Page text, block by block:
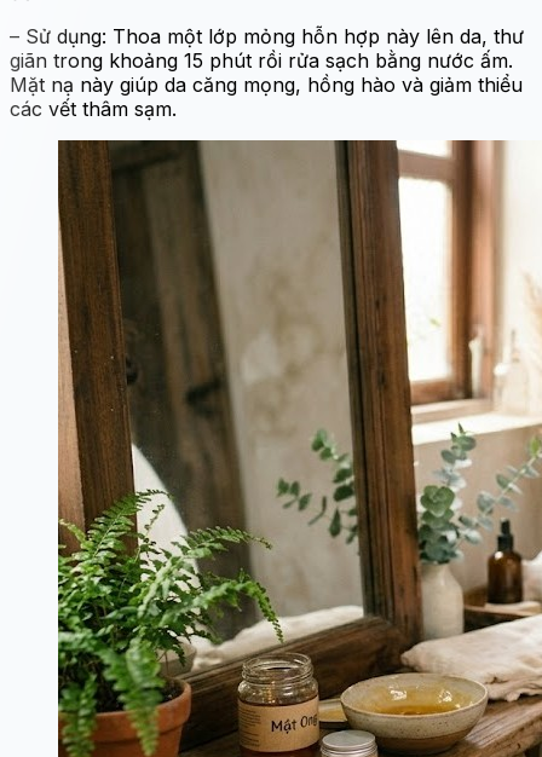
– Sử dụng: Thoa một lớp mỏng hỗn hợp này lên da, thư
giãn trong khoảng 15 phút rồi rửa sạch bằng nước ấm.
Mặt nạ này giúp da căng mọng, hồng hào và giảm thiểu
các vết thâm sạm.